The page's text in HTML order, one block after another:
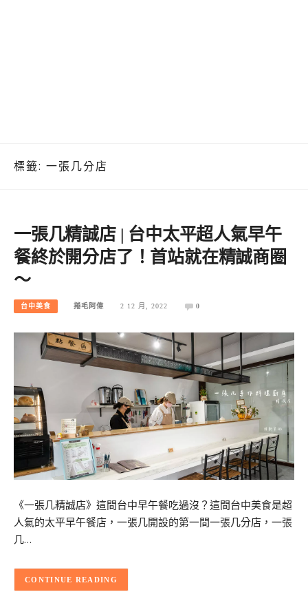
標籤: 一張几分店
一張几精誠店 | 台中太平超人氣早午
餐終於開分店了！首站就在精誠商圈
～
台中美食 捲毛阿偉 2 12 月, 2022 0
《一張几精誠店》這間台中早午餐吃過沒？這間台中美食是超
人氣的太平早午餐店，一張几開設的第一間一張几分店，一張
几…
CONTINUE READING